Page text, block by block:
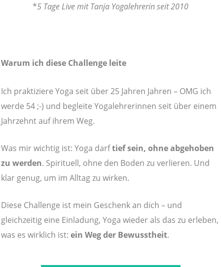
*5 Tage Live mit Tanja Yogalehrerin seit 2010
Warum ich diese Challenge leite
Ich praktiziere Yoga seit über 25 Jahren Jahren – OMG ich
werde 54 ;-) und begleite Yogalehrerinnen seit über einem
Jahrzehnt auf ihrem Weg.
Was mir wichtig ist: Yoga darftief sein, ohne abgehoben
zu werden. Spirituell, ohne den Boden zu verlieren. Und
klar genug, um im Alltag zu wirken.
Diese Challenge ist mein Geschenk an dich – und
gleichzeitig eine Einladung, Yoga wieder als das zu erleben,
was es wirklich ist: ein Weg der Bewusstheit.